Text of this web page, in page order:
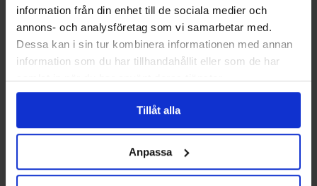
information från din enhet till de sociala medier och
annons- och analysföretag som vi samarbetar med.
Dessa kan i sin tur kombinera informationen med annan
information som du har tillhandahållit eller som de har
samlat in när du har använt deras tjänster.
Tillåt alla
Anpassa
Ruttkarta